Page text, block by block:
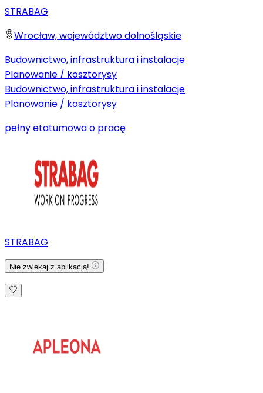
STRABAG
Wrocław, województwo dolnośląskie
Budownictwo, infrastruktura i instalacje
Planowanie / kosztorysy
Budownictwo, infrastruktura i instalacje
Planowanie / kosztorysy
pełny etatumowa o pracę
STRABAG
Nie zwlekaj z aplikacją!